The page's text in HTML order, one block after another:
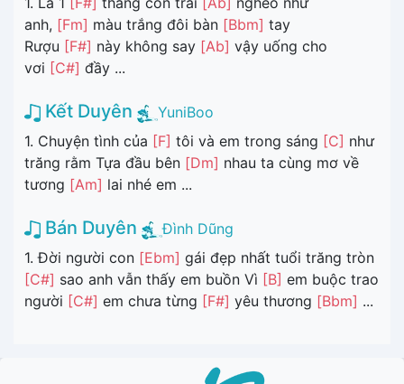
anh, [Fm] màu trắng đôi bàn [Bbm] tay
Rượu [F#] này không say [Ab] vậy uống cho
vơi [C#] đầy ...
Kết Duyên
YuniBoo
1. Chuyện tình của [F] tôi và em trong sáng [C] như
trăng rằm Tựa đầu bên [Dm] nhau ta cùng mơ về
tương [Am] lai nhé em ...
Bán Duyên
Đình Dũng
1. Đời người con [Ebm] gái đẹp nhất tuổi trăng tròn
[C#] sao anh vẫn thấy em buồn Vì [B] em buộc trao
người [C#] em chưa từng [F#] yêu thương [Bbm] ...